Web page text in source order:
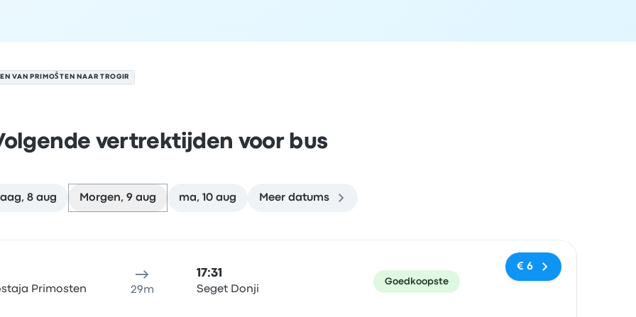
VAN PRIMOŠTEN NAAR TROGIR
vertrektijden voor bus
8 aug Morgen, 9 aug ma, 10 aug Meer datums
Primosten
29m
17:31
Seget Donji
Goedkoopste
€ 6